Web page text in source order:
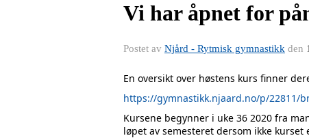
Vi har åpnet for
Postet av Njård - Rytmisk gymnastikk den
En oversikt over høstens kurs finner
https://gymnastikk.njaard.no/p/22811/
Kursene begynner i uke 36 2020 fra
løpet av semesteret dersom ikke kurset